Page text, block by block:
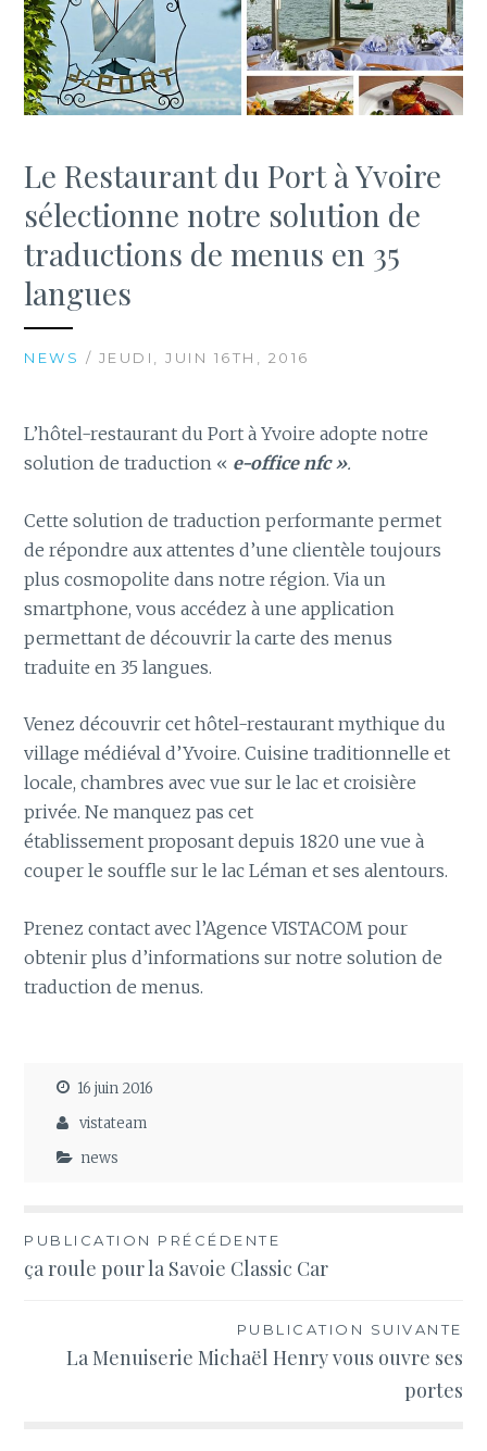
Le Restaurant du Port à Yvoire
sélectionne notre solution de
traductions de menus en 35
langues
NEWS / JEUDI, JUIN 16TH, 2016
L’hôtel-restaurant du Port à Yvoire adopte notre
solution de traduction « e-office nfc ».
Cette solution de traduction performante permet
de répondre aux attentes d’une clientèle toujours
plus cosmopolite dans notre région. Via un
smartphone, vous accédez à une application
permettant de découvrir la carte des menus
traduite en 35 langues.
Venez découvrir cet hôtel-restaurant mythique du
village médiéval d’Yvoire. Cuisine traditionnelle et
locale, chambres avec vue sur le lac et croisière
privée. Ne manquez pas cet
établissement proposant depuis 1820 une vue à
couper le souffle sur le lac Léman et ses alentours.
Prenez contact avec l’Agence VISTACOM pour
obtenir plus d’informations sur notre solution de
traduction de menus.
16 juin 2016
vistateam
news
Navigation
de
PUBLICATION PRÉCÉDENTE
ça roule pour la Savoie Classic Car
PUBLICATION SUIVANTE
La Menuiserie Michaël Henry vous ouvre ses
portes